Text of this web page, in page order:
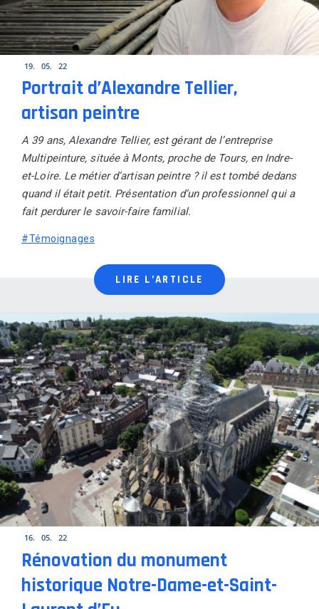
19 05 22
Portrait d’Alexandre Tellier,
artisan peintre
A 39 ans, Alexandre Tellier, est gérant de l’entreprise
Multipeinture, située à Monts, proche de Tours, en Indre-
et-Loire. Le métier d’artisan peintre ? il est tombé dedans
quand il était petit. Présentation d’un professionnel qui a
fait perdurer le savoir-faire familial.
LIRE L’ARTICLE
#Témoignages
16 05 22
Rénovation du monument
historique Notre-Dame-et-Saint-